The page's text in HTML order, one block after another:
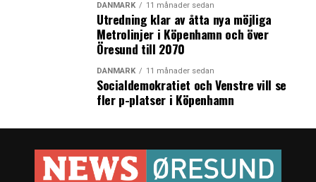
DANMARK 11 månader sedan
Utredning klar av åtta nya möjliga
Metrolinjer i Köpenhamn och över
Öresund till 2070
DANMARK 11 månader sedan
Socialdemokratiet och Venstre vill se
fler p-platser i Köpenhamn